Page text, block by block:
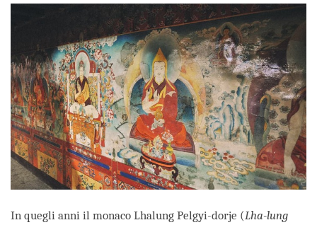
In quegli anni il monaco Lhalung Pelgyi-dorje (Lha-lung